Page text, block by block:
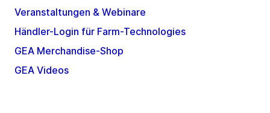
Veranstaltungen & Webinare
Händler-Login für Farm-Technologies
GEA Merchandise-Shop
GEA Videos